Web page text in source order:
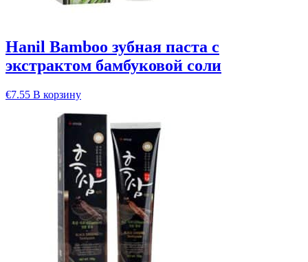
Hanil Bamboo зубная паста с
экстрактом бамбуковой соли
€7.55 В корзину